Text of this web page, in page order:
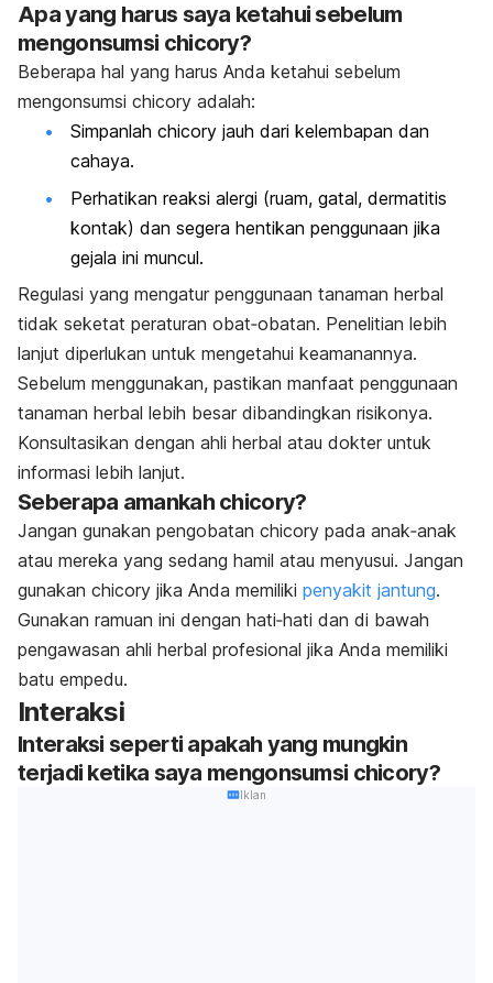
Apa yang harus saya ketahui sebelum
mengonsumsi chicory?
Beberapa hal yang harus Anda ketahui sebelum
mengonsumsi chicory adalah:
Simpanlah chicory jauh dari kelembapan dan
cahaya.
Perhatikan reaksi alergi (ruam, gatal, dermatitis
kontak) dan segera hentikan penggunaan jika
gejala ini muncul.
Regulasi yang mengatur penggunaan tanaman herbal
tidak seketat peraturan obat‐obatan. Penelitian lebih
lanjut diperlukan untuk mengetahui keamanannya.
Sebelum menggunakan, pastikan manfaat penggunaan
tanaman herbal lebih besar dibandingkan risikonya.
Konsultasikan dengan ahli herbal atau dokter untuk
informasi lebih lanjut.
Seberapa amankah chicory?
Jangan gunakan pengobatan chicory pada anak‐anak
atau mereka yang sedang hamil atau menyusui. Jangan
gunakan chicory jika Anda memiliki penyakit jantung.
Gunakan ramuan ini dengan hati‐hati dan di bawah
pengawasan ahli herbal profesional jika Anda memiliki
batu empedu.
Interaksi
Interaksi seperti apakah yang mungkin
terjadi ketika saya mengonsumsi chicory?
Iklan